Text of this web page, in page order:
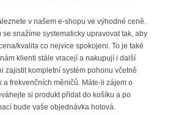
v našem e-shopu ve výhodné ceně.
snažíme systematicky upravovat tak, aby
kvalita co nejvíce spokojeni. To je také
klienti stále vracejí a nakupují i další
zajistit kompletní systém pohonu včetně
a frekvenčních měničů. Máte-li zájem o
si produkt přidat do košíku a po
bude vaše objednávka hotová.